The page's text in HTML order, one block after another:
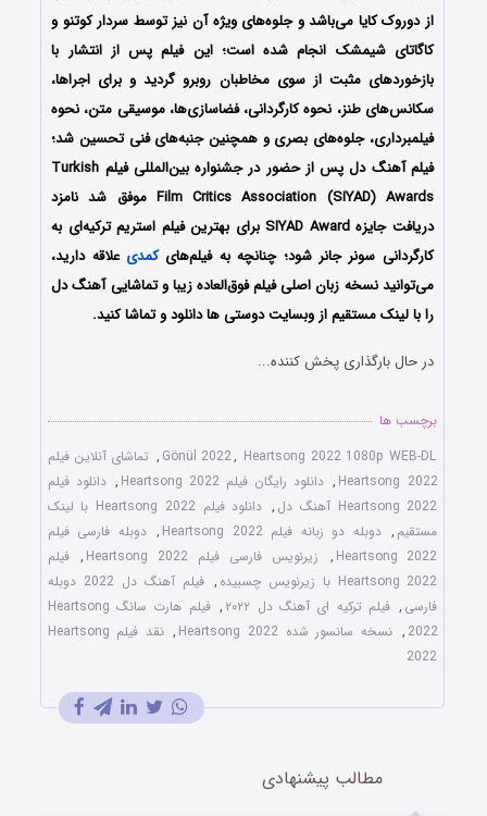
از دوروک کایا می‌باشد و جلوه‌های ویژه آن نیز توسط سردار کوتنو و
کاگاتای شیمشک انجام شده است؛ این فیلم پس از انتشار با
بازخوردهای مثبت از سوی مخاطبان روبرو گردید و برای اجراها،
سکانس‌های طنز، نحوه کارگردانی، فضاسازی‌ها، موسیقی متن، نحوه
فیلمبرداری، جلوه‌های بصری و همچنین جنبه‌های فنی تحسین شد؛
فیلم آهنگ دل پس از حضور در جشنواره بین‌المللی فیلم Turkish
Film Critics Association (SIYAD) Awards موفق شد نامزد
دریافت جایزه SIYAD Award برای بهترین فیلم استریم ترکیه‌ای به
کارگردانی سونر جانر شود؛ چنانچه به فیلم‌هایکمدی علاقه دارید،
می‌توانید نسخه زبان اصلی فیلم فوق‌العاده زیبا و تماشایی آهنگ دل
را با ‌لینک مستقیم از وبسایت دوستی ها دانلود و تماشا کنید.
در حال بارگذاری پخش کننده...
برچسب ها
Gönül 2022, Heartsong 2022 1080p WEB-DL
, تماشای آنلاین فیلم
Heartsong 2022
, دانلود رایگان فیلم Heartsong 2022 , دانلود فیلم
Heartsong 2022 آهنگ دل
,
دانلود فیلم Heartsong 2022 با لینک
مستقیم , دوبله دو زبانه فیلم Heartsong 2022 , دوبله فارسی فیلم
Heartsong 2022
, زیرنویس فارسی فیلم Heartsong 2022 , فیلم
Heartsong 2022 با زیرنویس چسبیده
,
فیلم آهنگ دل 2022 دوبله
فارسی , فیلم ترکیه ای آهنگ دل ۲۰۲۲ ,
فیلم هارت سانگ Heartsong
2022
, نسخه سانسور شده Heartsong 2022 ,
نقد فیلم Heartsong
2022
مطالب پیشنهادی